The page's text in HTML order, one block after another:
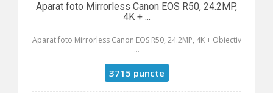
Aparat foto Mirrorless Canon EOS R50, 24.2MP,
4K + ...
Aparat foto Mirrorless Canon EOS R50, 24.2MP, 4K + Obiectiv
...
3715 puncte